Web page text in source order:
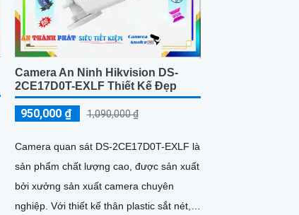
Camera An Ninh Hikvision DS-
2CE17D0T-EXLF Thiết Kế Đẹp
950,000 ₫ 1,090,000 ₫
Camera quan sát DS-2CE17D0T-EXLF là
sản phẩm chất lượng cao, được sản xuất
bởi xưởng sản xuất camera chuyên
nghiệp. Với thiết kế thân plastic sắt nét,